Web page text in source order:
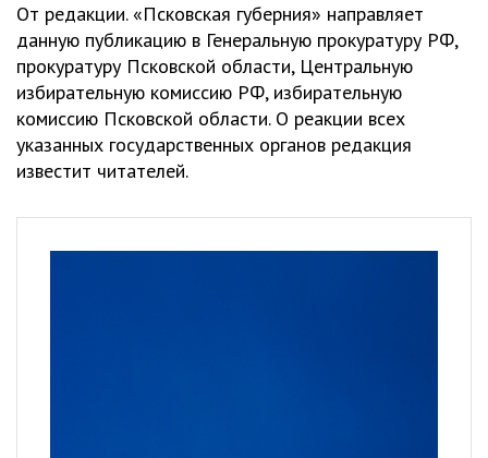
От редакции. «Псковская губерния» направляет
данную публикацию в Генеральную прокуратуру РФ,
прокуратуру Псковской области, Центральную
избирательную комиссию РФ, избирательную
комиссию Псковской области. О реакции всех
указанных государственных органов редакция
известит читателей.